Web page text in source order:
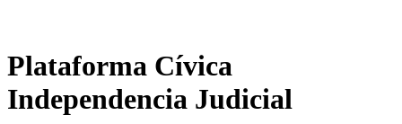
Plataforma Cívica
Independencia Judicial